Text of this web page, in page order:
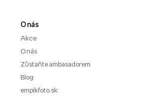
O nás
Akce
O nás
Zůstaňte ambasadorem
Blog
empikfoto.sk